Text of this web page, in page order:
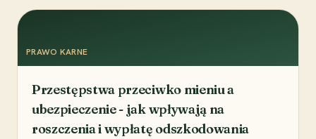
PRAWO KARNE
Przestępstwa przeciwko mieniu a
ubezpieczenie - jak wpływają na
roszczenia i wypłatę odszkodowania